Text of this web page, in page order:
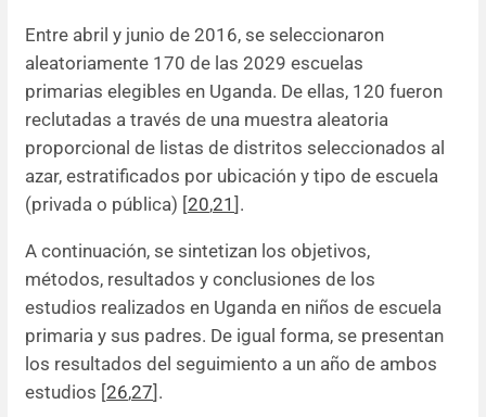
Entre abril y junio de 2016, se seleccionaron
aleatoriamente 170 de las 2029 escuelas
primarias elegibles en Uganda. De ellas, 120 fueron
reclutadas a través de una muestra aleatoria
proporcional de listas de distritos seleccionados al
azar, estratificados por ubicación y tipo de escuela
(privada o pública) [20,21 ].
A continuación, se sintetizan los objetivos,
métodos, resultados y conclusiones de los
estudios realizados en Uganda en niños de escuela
primaria y sus padres. De igual forma, se presentan
los resultados del seguimiento a un año de ambos
estudios [26,27].